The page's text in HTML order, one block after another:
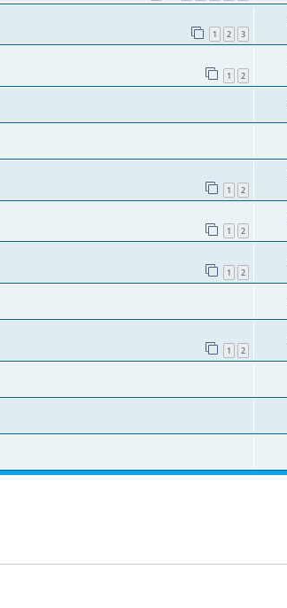
1 2 3
1 2
1 2
1 2
1 2
1 2